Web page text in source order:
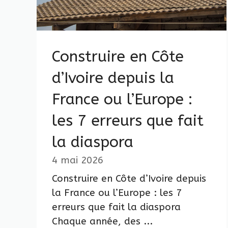
Construire en Côte
d’Ivoire depuis la
France ou l’Europe :
les 7 erreurs que fait
la diaspora
4 mai 2026
Construire en Côte d’Ivoire depuis
la France ou l’Europe : les 7
erreurs que fait la diaspora
Chaque année, des ...